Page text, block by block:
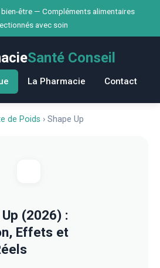
être — Compléments alimentaires
avec soin
Santé Conseil
La Pharmacie Contact
de Poids › Shape Up
(2026) :
Effets et